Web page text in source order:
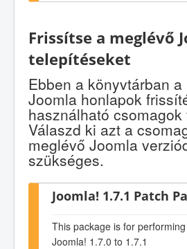
Frissítse a meglévő
telepítéseket
Ebben a könyvtárban
Joomla honlapok
használható csomagok
Válaszd ki azt a
meglévő Joomla
szükséges.
Joomla! 1.7.1 Patch
This package is for
Joomla! 1.7.0 to 1.7.1